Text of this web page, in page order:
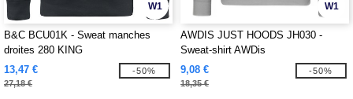
W1
B&C BCU01K - Sweat manches
droites 280 KING
13,47 €
27,18 €
-50%
W1
AWDIS JUST HOODS JH030 -
Sweat-shirt AWDis
9,08 €
18,35 €
-50%